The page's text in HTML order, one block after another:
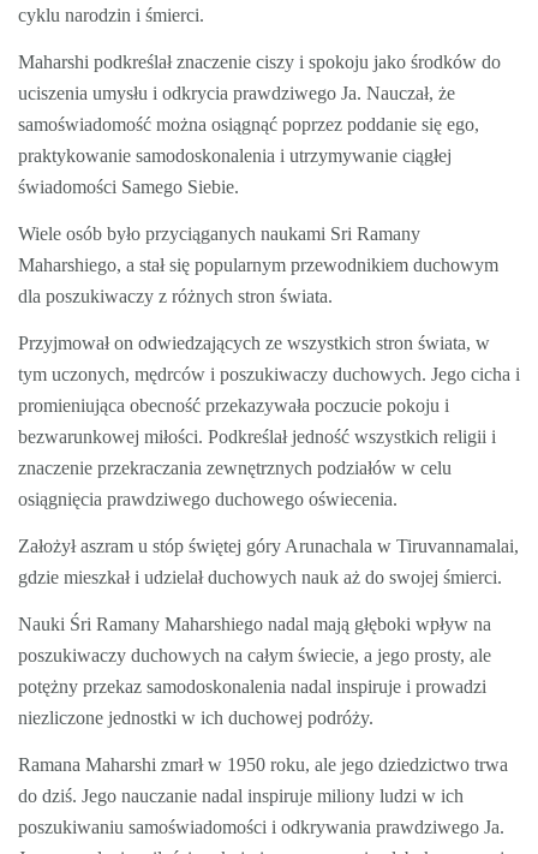
cyklu narodzin i śmierci.
Maharshi podkreślał znaczenie ciszy i spokoju jako środków do
uciszenia umysłu i odkrycia prawdziwego Ja. Nauczał, że
samoświadomość można osiągnąć poprzez poddanie się ego,
praktykowanie samodoskonalenia i utrzymywanie ciągłej
świadomości Samego Siebie.
Wiele osób było przyciąganych naukami Sri Ramany
Maharshiego, a stał się popularnym przewodnikiem duchowym
dla poszukiwaczy z różnych stron świata.
Przyjmował on odwiedzających ze wszystkich stron świata, w
tym uczonych, mędrców i poszukiwaczy duchowych. Jego cicha i
promieniująca obecność przekazywała poczucie pokoju i
bezwarunkowej miłości. Podkreślał jedność wszystkich religii i
znaczenie przekraczania zewnętrznych podziałów w celu
osiągnięcia prawdziwego duchowego oświecenia.
Założył aszram u stóp świętej góry Arunachala w Tiruvannamalai,
gdzie mieszkał i udzielał duchowych nauk aż do swojej śmierci.
Nauki Śri Ramany Maharshiego nadal mają głęboki wpływ na
poszukiwaczy duchowych na całym świecie, a jego prosty, ale
potężny przekaz samodoskonalenia nadal inspiruje i prowadzi
niezliczone jednostki w ich duchowej podróży.
Ramana Maharshi zmarł w 1950 roku, ale jego dziedzictwo trwa
do dziś. Jego nauczanie nadal inspiruje miliony ludzi w ich
poszukiwaniu samoświadomości i odkrywania prawdziwego Ja.